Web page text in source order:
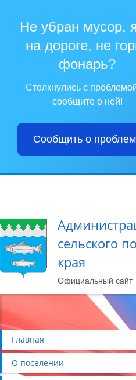
Не убран мусор,
на дороге, не
фонарь?
Столкнулись с
сообщите о ней!
Сообщить о
сельского
края
Официальный сайт
Главная
О поселении